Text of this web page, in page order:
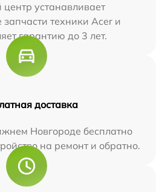
устанавливает
техники Acer и
гарантию до 3 лет.
доставка
Новгороде бесплатно
на ремонт и обратно.